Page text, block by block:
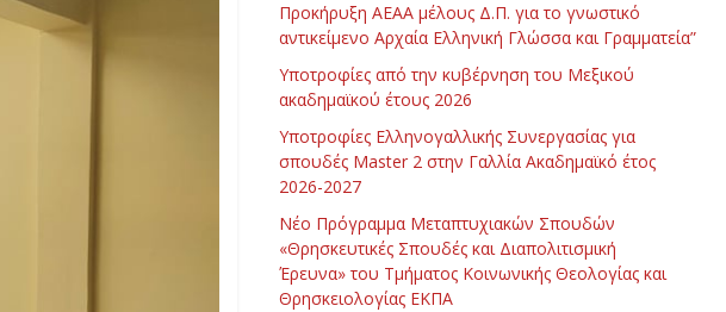
Προκήρυξη ΑΕΑΑ μέλους Δ.Π. για το γνωστικό
αντικείμενο Αρχαία Ελληνική Γλώσσα και Γραμματεία”
Υποτροφίες από την κυβέρνηση του Μεξικού
ακαδημαϊκού έτους 2026
Υποτροφίες Ελληνογαλλικής Συνεργασίας για
σπουδές Master 2 στην Γαλλία Ακαδημαϊκό έτος
2026-2027
Νέο Πρόγραμμα Μεταπτυχιακών Σπουδών
«Θρησκευτικές Σπουδές και Διαπολιτισμική
Έρευνα» του Τμήματος Κοινωνικής Θεολογίας και
Θρησκειολογίας ΕΚΠΑ